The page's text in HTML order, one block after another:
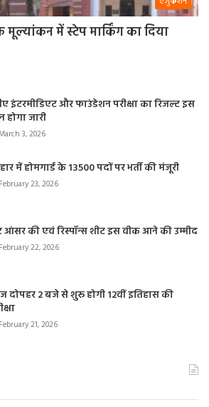
मूल्यांकन में स्टेप मार्किंग का दिया
इंटरमीडिएट और फाउंडेशन परीक्षा का रिजल्ट इस
होगा जारी
3, 2026
में होमगार्ड के 13500 पदों पर भर्ती की मंजूरी
February 23, 2026
आंसर की एवं रिस्पॉन्स शीट इस वीक आने की उम्मीद
February 22, 2026
दोपहर 2 बजे से शुरू होगी 12वीं इतिहास की
February 21, 2026